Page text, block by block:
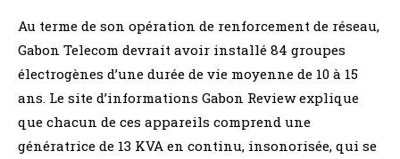
Au terme de son opération de renforcement de réseau,
Gabon Telecom devrait avoir installé 84 groupes
électrogènes d’une durée de vie moyenne de 10 à 15
ans. Le site d’informations Gabon Review explique
que chacun de ces appareils comprend une
génératrice de 13 KVA en continu, insonorisée, qui se